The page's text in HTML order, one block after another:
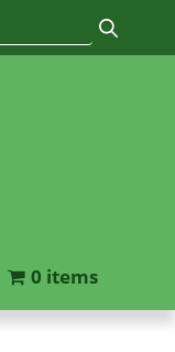
0 items